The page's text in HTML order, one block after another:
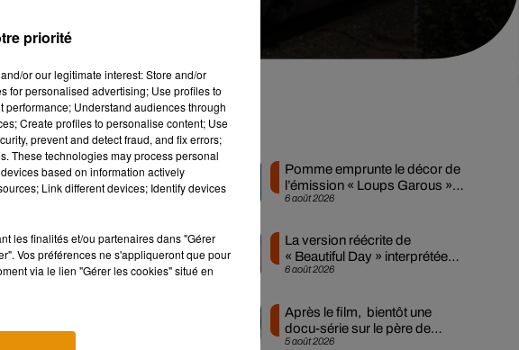
pour passer
diamant !
écrit à huit
jours, le téléphone
nouvelle : il a
Musique
6 août 2026
Pomme emprunte le décor de
l’émission « Loups Garous »
pour son...
6 août 2026
La version réécrite de
« Beautiful Day » interprétée
lors des...
5 août 2026
Après le film, bientôt une
docu-série sur le père de
Michael Jackson
priorité
or our legitimate interest: Store and/or
for personalised advertising; Use profiles to
Understand audiences through
Create profiles to personalise content; Use
prevent and detect fraud, and fix errors;
These technologies may process personal
based on information actively
Link different devices; Identify devices
les finalités et/ou partenaires dans "Gérer
Vos préférences ne s'appliqueront que pour
via le lien "Gérer les cookies" situé en